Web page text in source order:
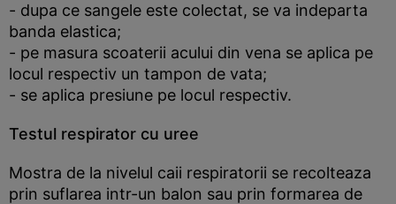
- dupa ce sangele este colectat, se va indeparta
banda elastica;
- pe masura scoaterii acului din vena se aplica pe
locul respectiv un tampon de vata;
- se aplica presiune pe locul respectiv.
Testul respirator cu uree
Mostra de la nivelul caii respiratorii se recolteaza
prin suflarea intr-un balon sau prin formarea de